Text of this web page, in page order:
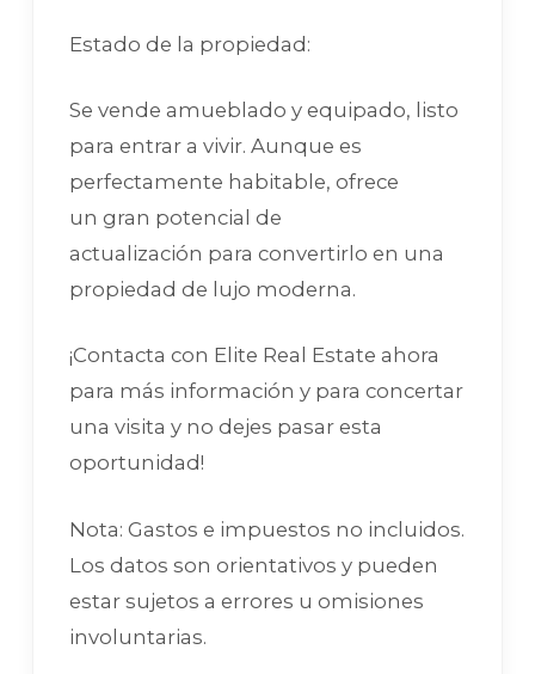
Estado de la propiedad:
Se vende amueblado y equipado, listo
para entrar a vivir. Aunque es
perfectamente habitable, ofrece
un gran potencial de
actualización para convertirlo en una
propiedad de lujo moderna.
¡Contacta con Elite Real Estate ahora
para más información y para concertar
una visita y no dejes pasar esta
oportunidad!
Nota: Gastos e impuestos no incluidos.
Los datos son orientativos y pueden
estar sujetos a errores u omisiones
involuntarias.